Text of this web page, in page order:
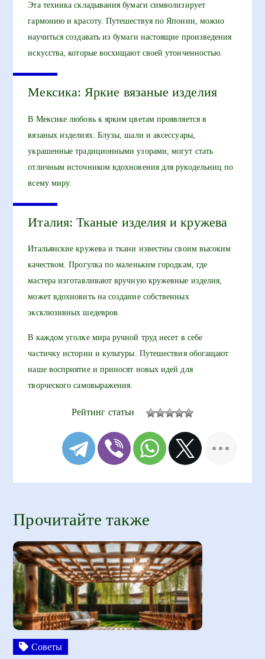
Эта техника складывания бумаги символизирует
гармонию и красоту. Путешествуя по Японии, можно
научиться создавать из бумаги настоящие произведения
искусства, которые восхищают своей утонченностью.
Мексика: Яркие вязаные изделия
В Мексике любовь к ярким цветам проявляется в
вязаных изделиях. Блузы, шали и аксессуары,
украшенные традиционными узорами, могут стать
отличным источником вдохновения для рукодельниц по
всему миру.
Италия: Тканые изделия и кружева
Итальянские кружева и ткани известны своим высоким
качеством. Прогулка по маленьким городкам, где
мастера изготавливают вручную кружевные изделия,
может вдохновить на создание собственных
эксклюзивных шедевров.
В каждом уголке мира ручной труд несет в себе
частичку истории и культуры. Путешествия обогащают
наше восприятие и приносят новых идей для
творческого самовыражения.
Рейтинг статьи
Прочитайте также
Советы